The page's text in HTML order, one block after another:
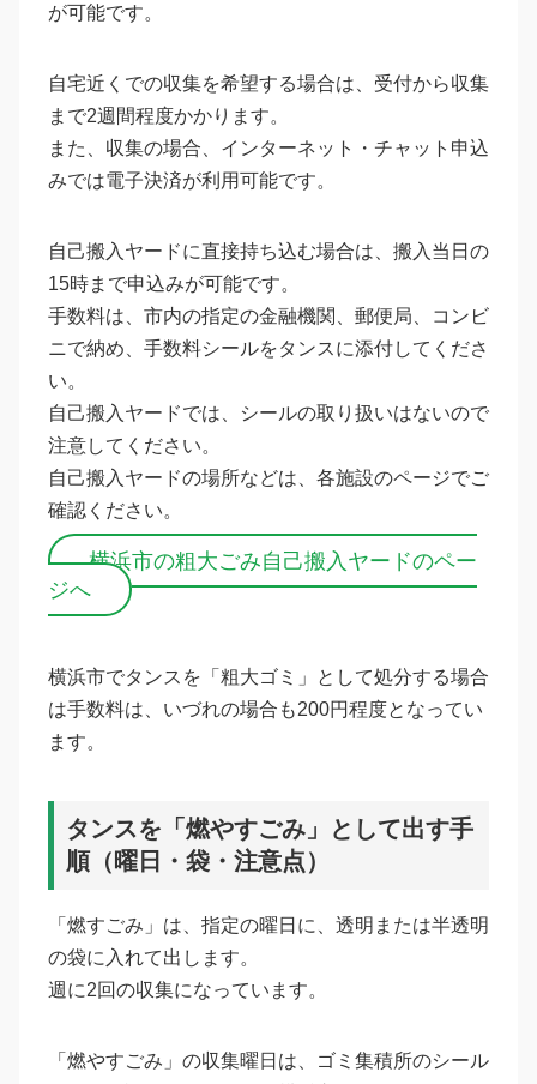
が可能です。
自宅近くでの収集を希望する場合は、受付から収集
まで2週間程度かかります。
また、収集の場合、インターネット・チャット申込
みでは電子決済が利用可能です。
自己搬入ヤードに直接持ち込む場合は、搬入当日の
15時まで申込みが可能です。
手数料は、市内の指定の金融機関、郵便局、コンビ
ニで納め、手数料シールをタンスに添付してくださ
い。
自己搬入ヤードでは、シールの取り扱いはないので
注意してください。
自己搬入ヤードの場所などは、各施設のページでご
確認ください。
横浜市の粗大ごみ自己搬入ヤードのペー
ジへ
横浜市でタンスを「粗大ゴミ」として処分する場合
は手数料は、いづれの場合も200円程度となってい
ます。
タンスを「燃やすごみ」として出す手
順（曜日・袋・注意点）
「燃すごみ」は、指定の曜日に、透明または半透明
の袋に入れて出します。
週に2回の収集になっています。
「燃やすごみ」の収集曜日は、ゴミ集積所のシール